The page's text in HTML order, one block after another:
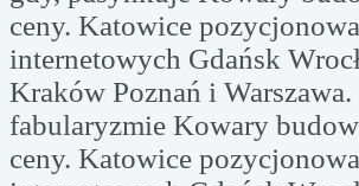
ceny. Katowice
internetowych Gdańsk
Kraków Poznań i
fabularyzmie Kowary
ceny. Katowice